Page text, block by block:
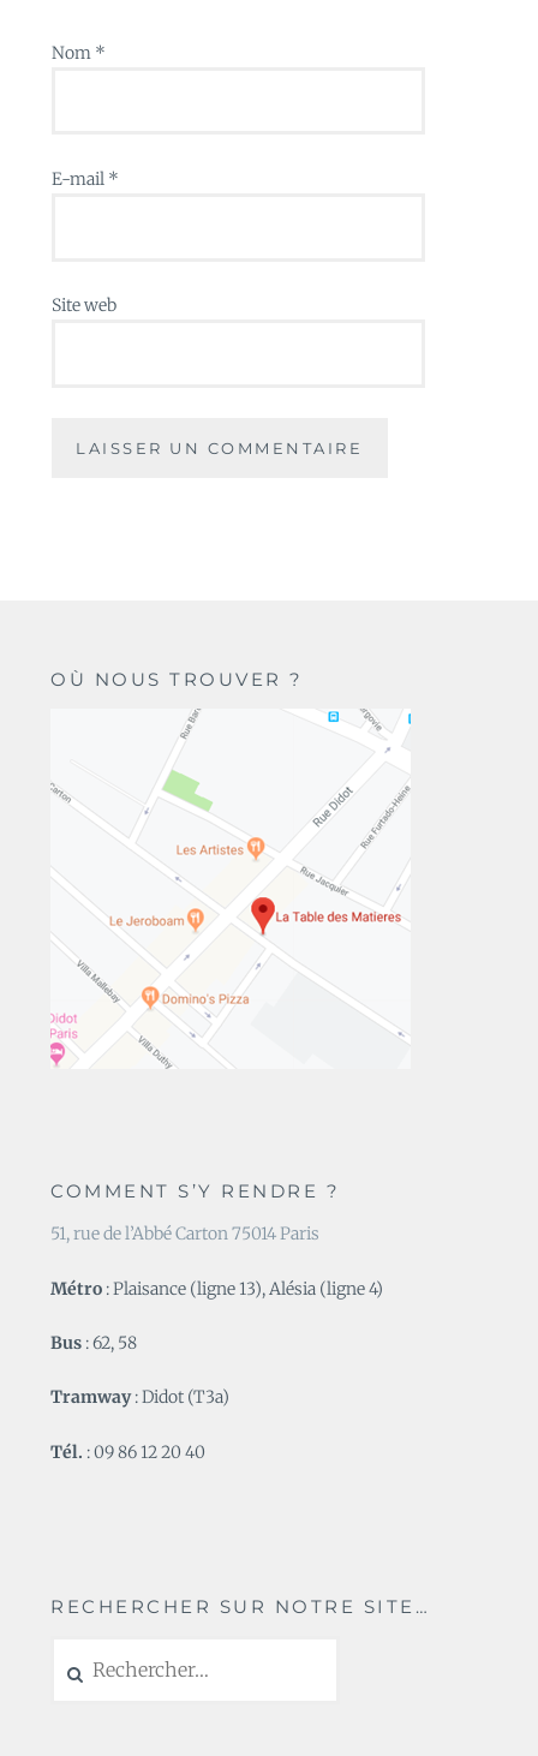
Nom *
E-mail *
Site web
OÙ NOUS TROUVER ?
COMMENT S’Y RENDRE ?
51, rue de l’Abbé Carton 75014 Paris
Métro : Plaisance (ligne 13), Alésia (ligne 4)
Bus : 62, 58
Tramway: Didot (T3a)
Tél. : 09 86 12 20 40
RECHERCHER SUR NOTRE SITE…